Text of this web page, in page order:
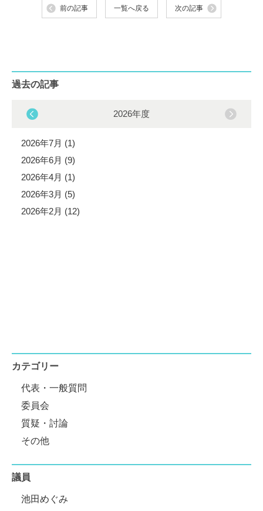
前の記事 一覧へ戻る 次の記事
過去の記事
2026年度
2026年7月 (1)
2026年6月 (9)
2026年4月 (1)
2026年3月 (5)
2026年2月 (12)
カテゴリー
代表・一般質問
委員会
質疑・討論
その他
議員
池田めぐみ